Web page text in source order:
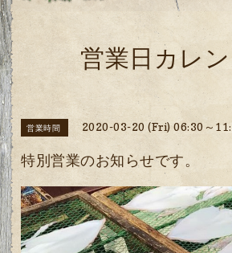
営業日カレ
営業時間 2020-03-20 (Fri) 06:30～
特別営業のお知らせです。